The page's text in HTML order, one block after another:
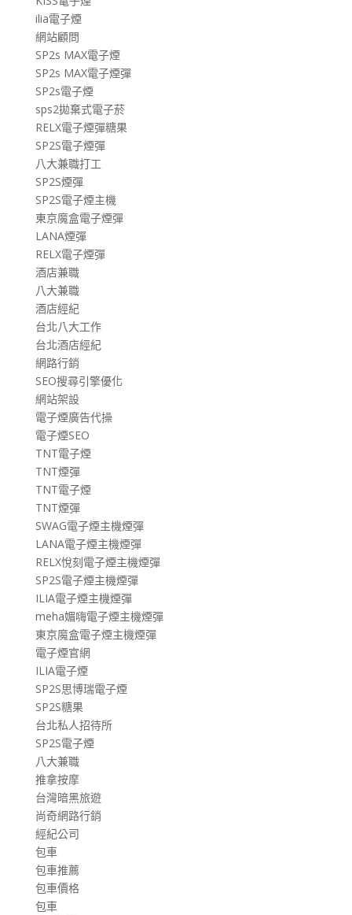
ilia電子煙
網站顧問
SP2s MAX電子煙
SP2s MAX電子煙彈
SP2s電子煙
sps2拋棄式電子菸
RELX電子煙彈糖果
SP2S電子煙彈
八大兼職打工
SP2S煙彈
SP2S電子煙主機
東京魔盒電子煙彈
LANA煙彈
RELX電子煙彈
酒店兼職
八大兼職
酒店經紀
台北八大工作
台北酒店經紀
網路行銷
SEO搜尋引擎優化
網站架設
電子煙廣告代操
電子煙SEO
TNT電子煙
TNT煙彈
TNT電子煙
TNT煙彈
SWAG電子煙主機煙彈
LANA電子煙主機煙彈
RELX悅刻電子煙主機煙彈
SP2S電子煙主機煙彈
ILIA電子煙主機煙彈
meha媚嗨電子煙主機煙彈
東京魔盒電子煙主機煙彈
電子煙官網
ILIA電子煙
SP2S思博瑞電子煙
SP2S糖果
台北私人招待所
SP2S電子煙
八大兼職
推拿按摩
台灣暗黑旅遊
尚奇網路行銷
經紀公司
包車
包車推薦
包車價格
包車